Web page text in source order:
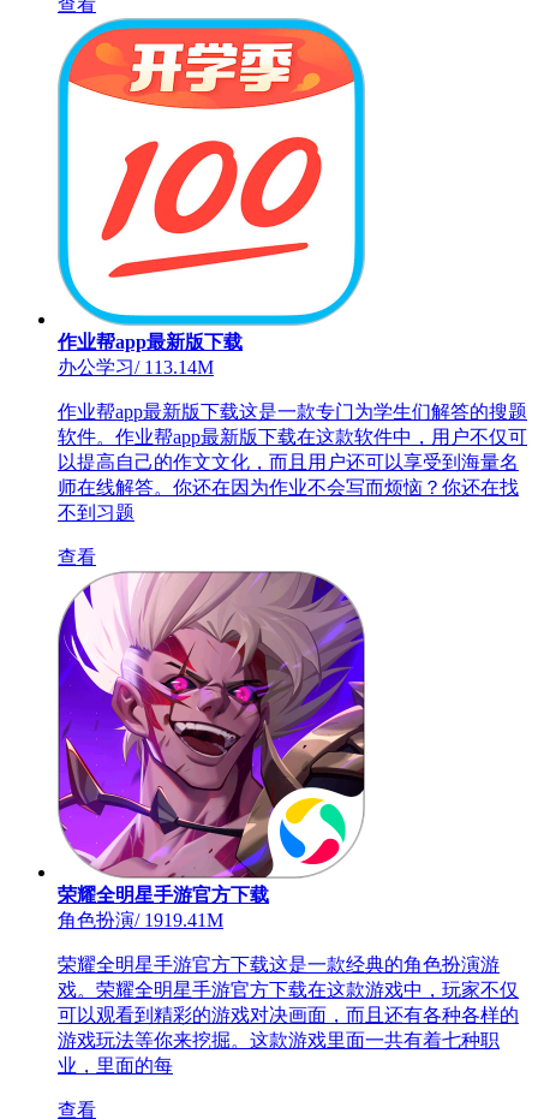
作业帮app最新版下载
办公学习/113.14M
作业帮app最新版下载这是一款专门为学生们解答的搜题
软件。作业帮app最新版下载在这款软件中，用户不仅可
以提高自己的作文文化，而且用户还可以享受到海量名
师在线解答。你还在因为作业不会写而烦恼？你还在找
不到习题
查看
荣耀全明星手游官方下载
角色扮演/1919.41M
荣耀全明星手游官方下载这是一款经典的角色扮演游
戏。荣耀全明星手游官方下载在这款游戏中，玩家不仅
可以观看到精彩的游戏对决画面，而且还有各种各样的
游戏玩法等你来挖掘。这款游戏里面一共有着七种职
业，里面的每
查看